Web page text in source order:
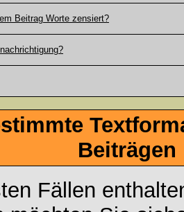
Beitrag Worte zensiert?
Beiträgen
Fällen